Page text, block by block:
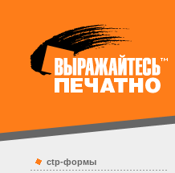
ctp-формы